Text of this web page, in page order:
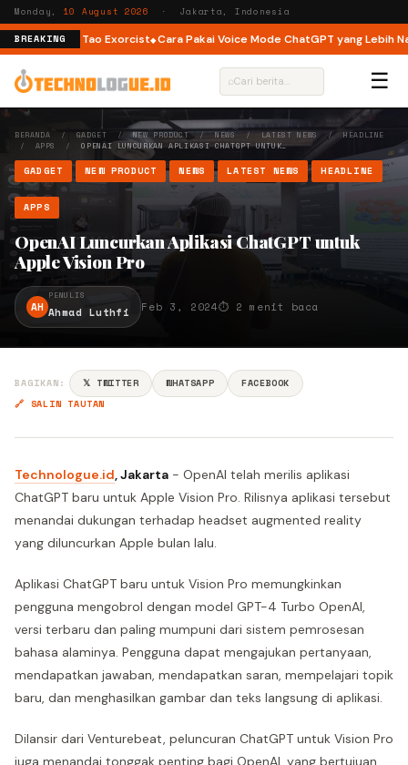
Monday, 10 August 2026 · Jakarta, Indonesia
BREAKINGThe Tao Exorcist Cara Pakai Voice Mode ChatGPT yang Lebih
⌕ ☰
BERANDA / GADGET /NEW PRODUCT/ NEWS /LATEST NEWS / HEADLINE
/ APPS /OPENAI LUNCURKAN APLIKASI CHATGPT UNTUK…
GADGET NEW PRODUCT NEWS LATEST NEWS HEADLINE
APPS
OpenAI Luncurkan Aplikasi ChatGPT untuk
Apple Vision Pro
AH
PENULIS
Ahmad Luthfi Feb 3, 2024⏱ 2 menit baca
BAGIKAN: 𝕏 TWITTER WHATSAPP
FACEBOOK
🔗 SALIN TAUTAN
Technologue.id, Jakarta - OpenAI telah merilis aplikasi
ChatGPT baru untuk Apple Vision Pro. Rilisnya aplikasi tersebut
menandai dukungan terhadap headset augmented reality
yang diluncurkan Apple bulan lalu.
Aplikasi ChatGPT baru untuk Vision Pro memungkinkan
pengguna mengobrol dengan model GPT-4 Turbo OpenAI,
versi terbaru dan paling mumpuni dari sistem pemrosesan
bahasa alaminya. Pengguna dapat mengajukan pertanyaan,
mendapatkan jawaban, mendapatkan saran, mempelajari topik
baru, dan menghasilkan gambar dan teks langsung di aplikasi.
Dilansir dari Venturebeat, peluncuran ChatGPT untuk Vision Pro
juga menandai tonggak penting bagi OpenAI, yang bertujuan